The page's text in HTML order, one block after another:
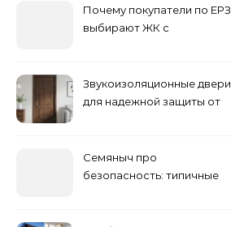
Почему покупатели по ЕРЗ
выбирают ЖК с
Звукоизоляционные двери
для надежной защиты от
Семяныч про
безопасность: типичные